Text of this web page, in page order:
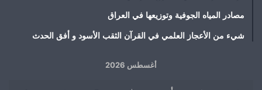
مصادر المياه الجوفية وتوزيعها في العراق
شيء من الأعجاز العلمي في القرآن الثقب الأسود و أفق الحدث
أغسطس 2026